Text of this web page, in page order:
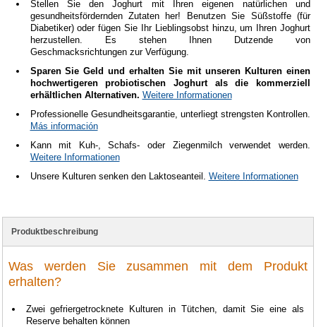
Stellen Sie den Joghurt mit Ihren eigenen natürlichen und
gesundheitsfördernden Zutaten her! Benutzen Sie Süßstoffe (für
Diabetiker) oder fügen Sie Ihr Lieblingsobst hinzu, um Ihren Joghurt
herzustellen. Es stehen Ihnen Dutzende von
Geschmacksrichtungen zur Verfügung.
Sparen Sie Geld und erhalten Sie mit unseren Kulturen einen
hochwertigeren probiotischen Joghurt als die kommerziell
erhältlichen Alternativen. Weitere Informationen
Professionelle Gesundheitsgarantie, unterliegt strengsten Kontrollen.
Más información
Kann mit Kuh-, Schafs- oder Ziegenmilch verwendet werden.
Weitere Informationen
Unsere Kulturen senken den Laktoseanteil. Weitere Informationen
Produktbeschreibung
Was werden Sie zusammen mit dem Produkt
erhalten?
Zwei gefriergetrocknete Kulturen in Tütchen, damit Sie eine als
Reserve behalten können